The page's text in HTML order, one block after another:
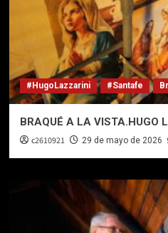
#HugoLazzarini #Santafe
BRAQUÉ A LA VISTA.HUGO
c2610921 29 de mayo de 2026